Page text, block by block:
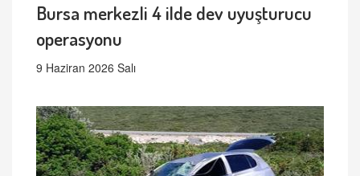
Bursa merkezli 4 ilde dev uyuşturucu
operasyonu
9 Haziran 2026 Salı